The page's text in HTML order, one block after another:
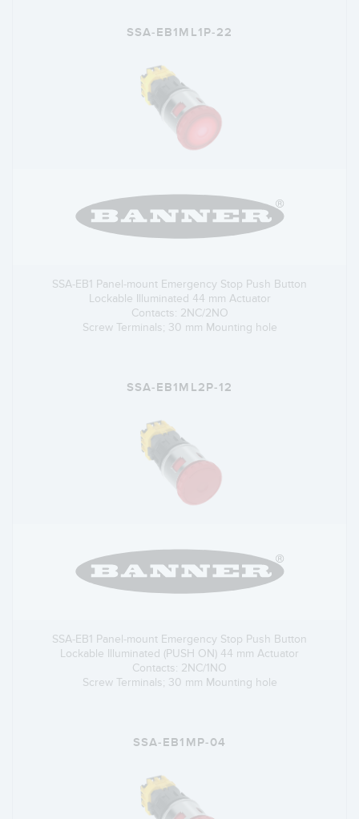
SSA-EB1ML1P-22
SSA-EB1 Panel-mount Emergency Stop Push Button
Lockable Illuminated 44 mm Actuator
Contacts: 2NC/2NO
Screw Terminals; 30 mm Mounting hole
SSA-EB1ML2P-12
SSA-EB1 Panel-mount Emergency Stop Push Button
Lockable Illuminated (PUSH ON) 44 mm Actuator
Contacts: 2NC/1NO
Screw Terminals; 30 mm Mounting hole
SSA-EB1MP-04